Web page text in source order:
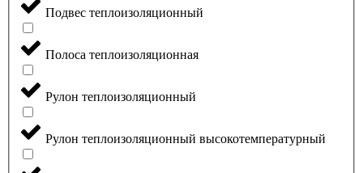
Подвес теплоизоляционный
Полоса теплоизоляционная
Рулон теплоизоляционный
Рулон теплоизоляционный высокотемпературный